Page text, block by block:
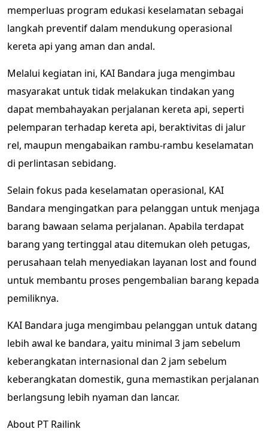
memperluas program edukasi keselamatan sebagai
langkah preventif dalam mendukung operasional
kereta api yang aman dan andal.
Melalui kegiatan ini, KAI Bandara juga mengimbau
masyarakat untuk tidak melakukan tindakan yang
dapat membahayakan perjalanan kereta api, seperti
pelemparan terhadap kereta api, beraktivitas di jalur
rel, maupun mengabaikan rambu-rambu keselamatan
di perlintasan sebidang.
Selain fokus pada keselamatan operasional, KAI
Bandara mengingatkan para pelanggan untuk menjaga
barang bawaan selama perjalanan. Apabila terdapat
barang yang tertinggal atau ditemukan oleh petugas,
perusahaan telah menyediakan layanan lost and found
untuk membantu proses pengembalian barang kepada
pemiliknya.
KAI Bandara juga mengimbau pelanggan untuk datang
lebih awal ke bandara, yaitu minimal 3 jam sebelum
keberangkatan internasional dan 2 jam sebelum
keberangkatan domestik, guna memastikan perjalanan
berlangsung lebih nyaman dan lancar.
About PT Railink